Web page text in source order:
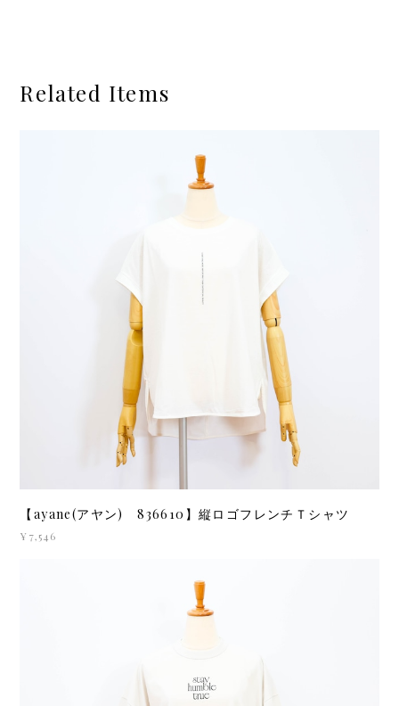
Related Items
【ayane(アヤン) 836610】縦ロゴフレンチＴシャツ
¥7,546